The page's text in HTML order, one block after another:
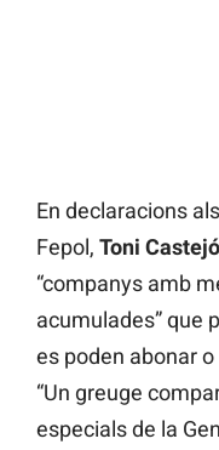
En declaracions
Fepol, Toni Castejó
“companys amb
acumulades” que
es poden abonar
“Un greuge
especials de la